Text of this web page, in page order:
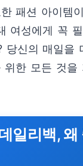
패션 아이템
여성에게 꼭
당신의 매일을
위한 모든 것을
일리백, 왜